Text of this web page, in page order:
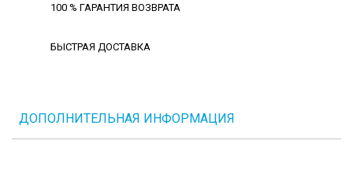
100 % ГАРАНТИЯ ВОЗВРАТА
БЫСТРАЯ ДОСТАВКА
ДОПОЛНИТЕЛЬНАЯ ИНФОРМАЦИЯ